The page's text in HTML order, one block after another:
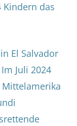
Kindern das
El Salvador
Juli 2024
Mittelamerika